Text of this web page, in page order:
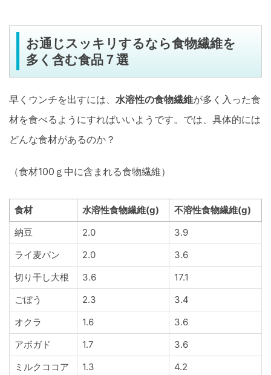
お通じスッキリするなら食物繊維を
多く含む食品７選
早くウンチを出すには、 水溶性の食物繊維が多く入った食
材を食べるようにすればいいようです。では、具体的には
どんな食材があるのか？
（食材100ｇ中に含まれる食物繊維）
食材 水溶性食物繊維(g)
不溶性食物繊維(g)
納豆
2.0
3.9
ライ麦パン
2.0
3.6
切り干し大根
3.6
17.1
ごぼう
2.3
3.4
オクラ
1.6
3.6
アボガド
1.7
3.6
ミルクココア
1.3 4.2